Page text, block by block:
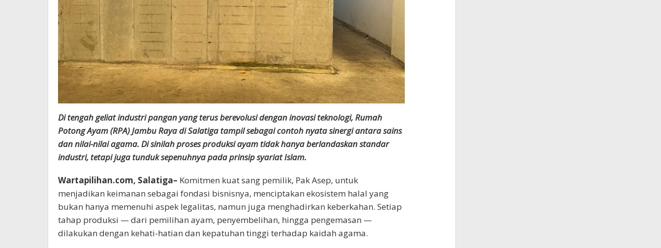
Di tengah geliat industri pangan yang terus berevolusi dengan inovasi teknologi, Rumah
Potong Ayam (RPA) Jambu Raya di Salatiga tampil sebagai contoh nyata sinergi antara sains
dan nilai-nilai agama. Di sinilah proses produksi ayam tidak hanya berlandaskan standar
industri, tetapi juga tunduk sepenuhnya pada prinsip syariat Islam.
Wartapilihan.com, Salatiga– Komitmen kuat sang pemilik, Pak Asep, untuk
menjadikan keimanan sebagai fondasi bisnisnya, menciptakan ekosistem halal yang
bukan hanya memenuhi aspek legalitas, namun juga menghadirkan keberkahan. Setiap
tahap produksi — dari pemilihan ayam, penyembelihan, hingga pengemasan —
dilakukan dengan kehati-hatian dan kepatuhan tinggi terhadap kaidah agama.